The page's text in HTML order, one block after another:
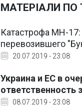
МАТЕРІАЛИ ПО
Катастрофа MH-
перевозившего
20.07.2019 - 23:08
Украина и ЕС в
ответственность
08.07.2019 - 23:08